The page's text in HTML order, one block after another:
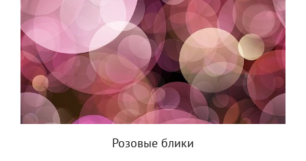
Розовые блики